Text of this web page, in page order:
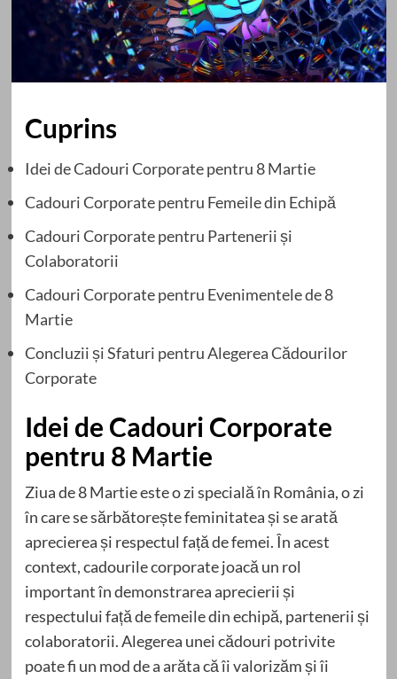
Cuprins
Idei de Cadouri Corporate pentru 8 Martie
Cadouri Corporate pentru Femeile din Echipă
Cadouri Corporate pentru Partenerii și
Colaboratorii
Cadouri Corporate pentru Evenimentele de 8
Martie
Concluzii și Sfaturi pentru Alegerea Cădourilor
Corporate
Idei de Cadouri Corporate
pentru 8 Martie
Ziua de 8 Martie este o zi specială în România, o zi
în care se sărbătorește feminitatea și se arată
aprecierea și respectul față de femei. În acest
context, cadourile corporate joacă un rol
important în demonstrarea aprecierii și
respectului față de femeile din echipă, partenerii și
colaboratorii. Alegerea unei cădouri potrivite
poate fi un mod de a arăta că îi valorizăm și îi